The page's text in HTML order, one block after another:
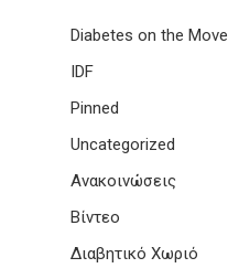
Diabetes on the Move
IDF
Pinned
Uncategorized
Ανακοινώσεις
Βίντεο
Διαβητικό Χωριό